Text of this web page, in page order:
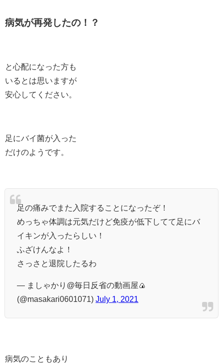
病気が再発したの！？
と心配になった方も
いるとは思いますが
安心してください。
足にバイ菌が入った
だけのようです。
足の痛みでまた入院することになったぞ！
めっちゃ体調は元気だけど免疫が低下してて足にバ
イキンが入ったらしい！
ふざけんなよ！
さっさと退院したるわ
— ましゃかり@毎日反省の動画屋🍙
(@masakari0601071) July 1, 2021
病気のこともあり